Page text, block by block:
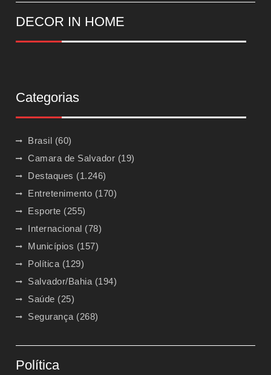
DECOR IN HOME
Categorias
Brasil (60)
Camara de Salvador (19)
Destaques (1.246)
Entretenimento (170)
Esporte (255)
Internacional (78)
Municípios (157)
Política (129)
Salvador/Bahia (194)
Saúde (25)
Segurança (268)
Política